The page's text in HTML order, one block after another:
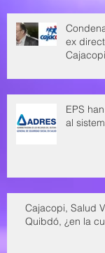
ex
Cajacopi
EPS
al
Cajacopi, Salud
Quibdó, ¿en la